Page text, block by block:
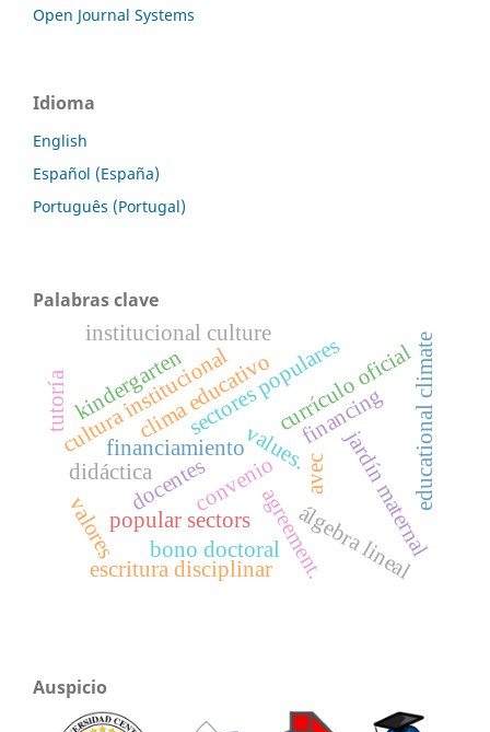
Open Journal Systems
Idioma
English
Español (España)
Português (Portugal)
Palabras clave
avec
sectores populares
financiamiento
convenio
popular sectors
financing
agreement.
cultura institucional
clima educativo
jardín maternal
valores
institucional culture educational climate
kindergarten
values.
álgebra lineal
currículo oficial
escritura disciplinar
docentes
didáctica
tutoría
bono doctoral
Auspicio